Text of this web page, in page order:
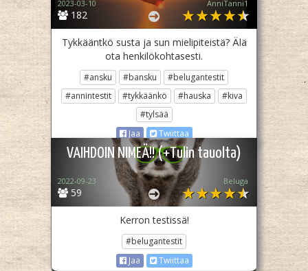
182
2023-03-10 AnniTanni1
Tykkääntkö susta ja sun mielipiteistä? Älä
ota henkilökohtasesti.
#ansku #bansku
#belugantestit
#annintestit
#tykkäänkö #hauska
#kiva
#tylsää
Jaa
Twiittaa
VAIHDOIN NIMEÄ!! (+Tulin tauolta)
59
2022-09-23 Beluga
Kerron testissä!
#belugantestit
Jaa
Twiittaa